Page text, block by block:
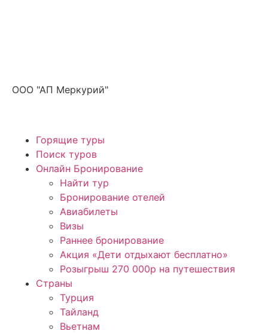
ООО "АП Меркурий"
Горящие туры
Поиск туров
Онлайн Бронирование
Найти тур
Бронирование отелей
Авиабилеты
Визы
Раннее бронирование
Акция «Дети отдыхают бесплатно»
Розыгрыш 270 000р на путешествия
Страны
Турция
Тайланд
Вьетнам